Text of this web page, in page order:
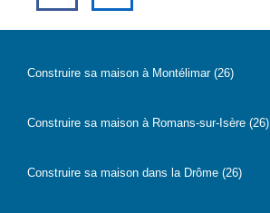
Construire sa maison à Montélimar (26)
Construire sa maison à Romans-sur-Isère (26)
Construire sa maison dans la Drôme (26)